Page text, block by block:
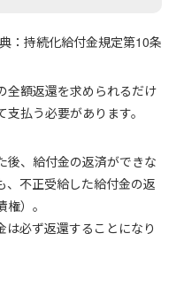
：持続化給付金規定第10条
全額返還を求められるだけ
払う必要があります。
後、給付金の返済ができな
、不正受給した給付金の返
）。
必ず返還することになり